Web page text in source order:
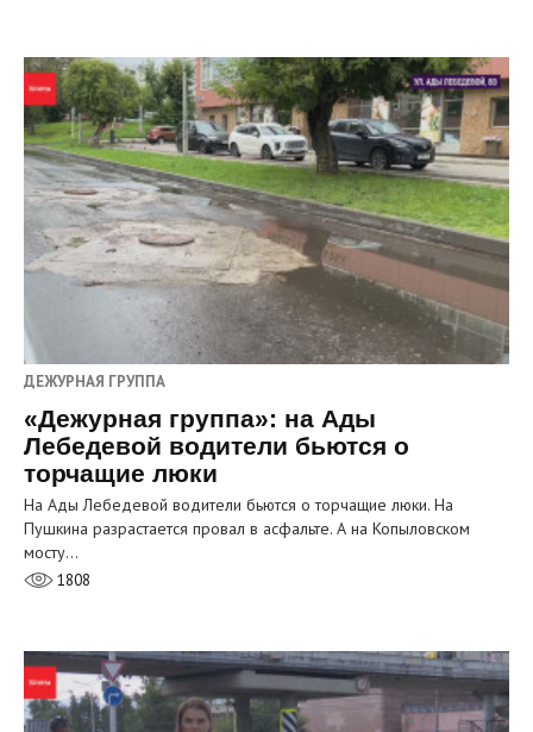
ДЕЖУРНАЯ ГРУППА
«Дежурная группа»: на Ады
Лебедевой водители бьются о
торчащие люки
На Ады Лебедевой водители бьются о торчащие люки. На
Пушкина разрастается провал в асфальте. А на Копыловском
мосту…
1808